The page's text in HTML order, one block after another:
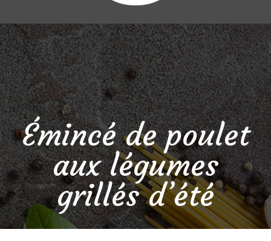
Émincé de poulet
aux légumes
grillés d’été